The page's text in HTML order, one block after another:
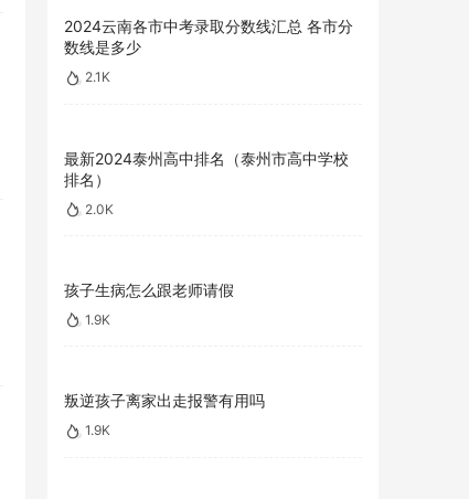
2024云南各市中考录取分数线汇总 各市分
数线是多少
2.1K
最新2024泰州高中排名（泰州市高中学校
排名）
2.0K
孩子生病怎么跟老师请假
1.9K
叛逆孩子离家出走报警有用吗
1.9K